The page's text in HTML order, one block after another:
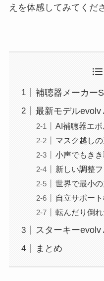
えを体感してみてくだ
補聴器メーカー
最新モデルevolv
AI補聴器エ
マスク越し
小声でもきき
新しい調整
世界で最小
自立サポー
転んだり倒
スターキー
まとめ